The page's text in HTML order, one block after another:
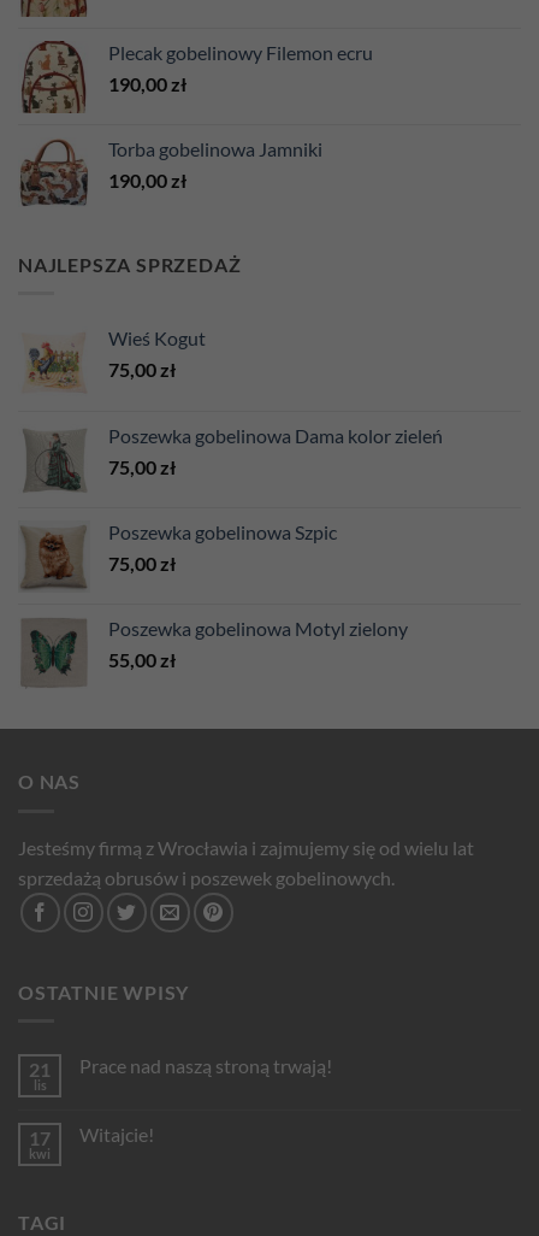
Plecak gobelinowy Filemon ecru
190,00 zł
Torba gobelinowa Jamniki
190,00 zł
NAJLEPSZA SPRZEDAŻ
Wieś Kogut
75,00 zł
Poszewka gobelinowa Dama kolor zieleń
75,00 zł
Poszewka gobelinowa Szpic
75,00 zł
Poszewka gobelinowa Motyl zielony
55,00 zł
O NAS
Jesteśmy firmą z Wrocławia i zajmujemy się od wielu lat
sprzedażą obrusów i poszewek gobelinowych.
OSTATNIE WPISY
21
lis
Prace nad naszą stroną trwają!
Prace
17
kwi
Witajcie!
TAGI